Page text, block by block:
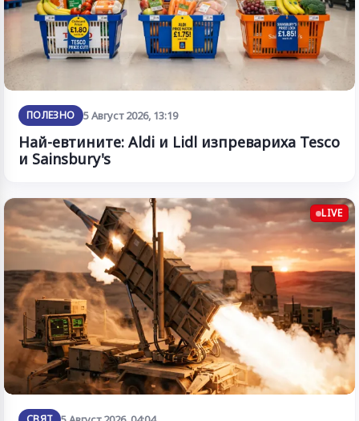
ПОЛЕЗНО 5 Август 2026, 13:19
Най-евтините: Aldi и Lidl изпревариха Tesco
и Sainsbury's
LIVE